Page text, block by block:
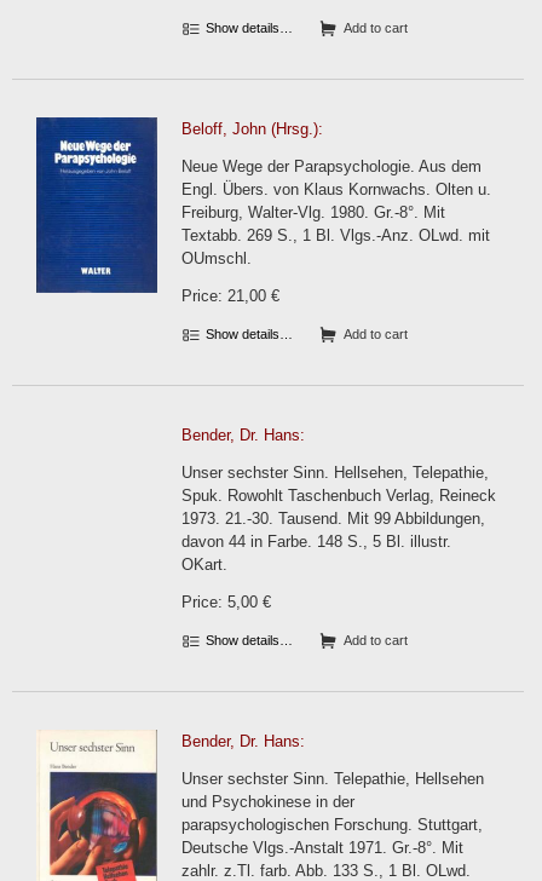
Show details… Add to cart
Beloff, John (Hrsg.):
Neue Wege der Parapsychologie. Aus dem
Engl. Übers. von Klaus Kornwachs. Olten u.
Freiburg, Walter-Vlg. 1980. Gr.-8°. Mit
Textabb. 269 S., 1 Bl. Vlgs.-Anz. OLwd. mit
OUmschl.
Price: 21,00 €
Show details… Add to cart
Bender, Dr. Hans:
Unser sechster Sinn. Hellsehen, Telepathie,
Spuk. Rowohlt Taschenbuch Verlag, Reineck
1973. 21.-30. Tausend. Mit 99 Abbildungen,
davon 44 in Farbe. 148 S., 5 Bl. illustr.
OKart.
Price: 5,00 €
Show details… Add to cart
Bender, Dr. Hans:
Unser sechster Sinn. Telepathie, Hellsehen
und Psychokinese in der
parapsychologischen Forschung. Stuttgart,
Deutsche Vlgs.-Anstalt 1971. Gr.-8°. Mit
zahlr. z.Tl. farb. Abb. 133 S., 1 Bl. OLwd.